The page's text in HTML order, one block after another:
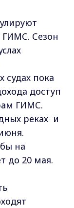
Сезон
судах пока
доступ
ГИМС.
реках и
на
до 20 мая.